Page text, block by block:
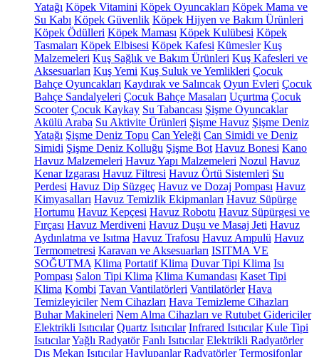
Yatağı Köpek Vitamini Köpek Oyuncakları Köpek Mama ve
Su Kabı Köpek Güvenlik Köpek Hijyen ve Bakım Ürünleri
Köpek Ödülleri Köpek Maması Köpek Kulübesi Köpek
Tasmaları Köpek Elbisesi Köpek Kafesi Kümesler Kuş
Malzemeleri Kuş Sağlık ve Bakım Ürünleri Kuş Kafesleri ve
Aksesuarları Kuş Yemi Kuş Suluk ve Yemlikleri Çocuk
Bahçe Oyuncakları Kaydırak ve Salıncak Oyun Evleri Çocuk
Bahçe Sandalyeleri Çocuk Bahçe Masaları Uçurtma Çocuk
Scooter Çocuk Kaykay Su Tabancası Şişme Oyuncaklar
Akülü Araba Su Aktivite Ürünleri Şişme Havuz Şişme Deniz
Yatağı Şişme Deniz Topu Can Yeleği Can Simidi ve Deniz
Simidi Şişme Deniz Kolluğu Şişme Bot Havuz Bonesi Kano
Havuz Malzemeleri Havuz Yapı Malzemeleri Nozul Havuz
Kenar Izgarası Havuz Filtresi Havuz Örtü Sistemleri Su
Perdesi Havuz Dip Süzgeç Havuz ve Dozaj Pompası Havuz
Kimyasalları Havuz Temizlik Ekipmanları Havuz Süpürge
Hortumu Havuz Kepçesi Havuz Robotu Havuz Süpürgesi ve
Fırçası Havuz Merdiveni Havuz Duşu ve Masaj Jeti Havuz
Aydınlatma ve Isıtma Havuz Trafosu Havuz Ampulü Havuz
Termometresi Karavan ve Aksesuarları ISITMA VE
SOĞUTMA Klima Portatif Klima Duvar Tipi Klima Isı
Pompası Salon Tipi Klima Klima Kumandası Kaset Tipi
Klima Kombi Tavan Vantilatörleri Vantilatörler Hava
Temizleyiciler Nem Cihazları Hava Temizleme Cihazları
Buhar Makineleri Nem Alma Cihazları ve Rutubet Gidericiler
Elektrikli Isıtıcılar Quartz Isıtıcılar Infrared Isıtıcılar Kule Tipi
IsıtıcılarYağlı Radyatör Fanlı Isıtıcılar Elektrikli Radyatörler
Dış Mekan Isıtıcılar Havlupanlar Radyatörler Termosifonlar